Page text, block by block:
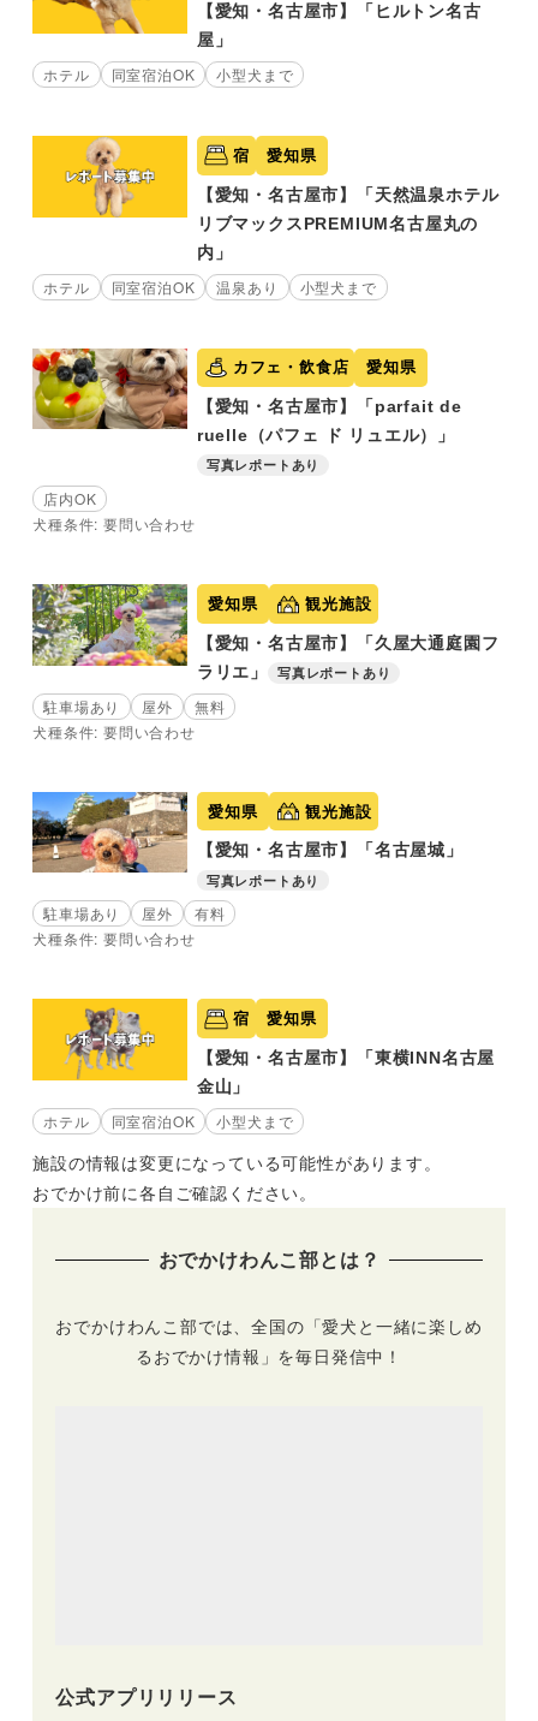
【愛知・名古屋市】「ヒルトン名古
屋」
ホテル 同室宿泊OK 小型犬まで
宿 愛知県
【愛知・名古屋市】「天然温泉ホテル
リブマックスPREMIUM名古屋丸の
内」
ホテル 同室宿泊OK 温泉あり 小型犬まで
カフェ・飲食店 愛知県
【愛知・名古屋市】「parfait de
ruelle（パフェ ド リュエル）」
写真レポートあり
店内OK
犬種条件: 要問い合わせ
愛知県 観光施設
【愛知・名古屋市】「久屋大通庭園フ
ラリエ」
写真レポートあり
駐車場あり 屋外
無料
犬種条件: 要問い合わせ
愛知県 観光施設
【愛知・名古屋市】「名古屋城」
写真レポートあり
駐車場あり 屋外
有料
犬種条件: 要問い合わせ
宿 愛知県
【愛知・名古屋市】「東横INN名古屋
金山」
ホテル 同室宿泊OK 小型犬まで
施設の情報は変更になっている可能性があります。
おでかけ前に各自ご確認ください。
おでかけわんこ部とは？
おでかけわんこ部では、全国の「愛犬と一緒に楽しめ
るおでかけ情報」を毎日発信中！
公式アプリリリース